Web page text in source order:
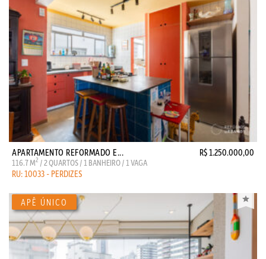
APARTAMENTO REFORMADO E... R$ 1.250.000,00
116.7 M2 / 2 QUARTOS / 1 BANHEIRO / 1 VAGA
RU: 10033 - PERDIZES